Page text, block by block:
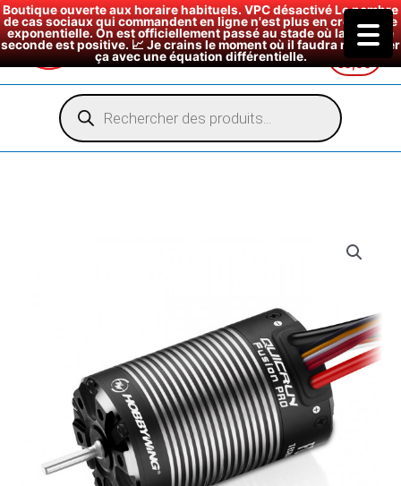
Boutique ouverte aux horaire habituels. VPC désactivé Le nombre
de cas sociaux qui commandent en ligne n'est plus en croissance
exponentielle. On est officiellement passé au stade où la dérivée
seconde est positive. 📈 Je crains le moment où il faudra modéliser
ça avec une équation différentielle.
€0,00
Recherche
de
produits